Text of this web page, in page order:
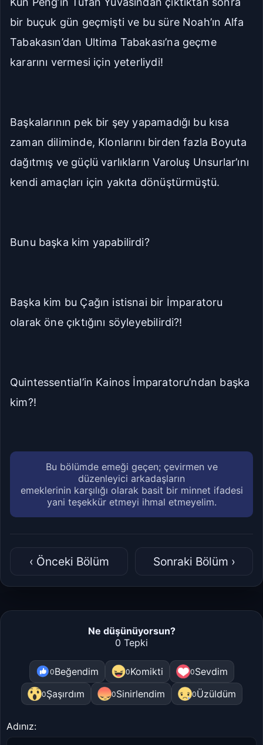
bir buçuk gün geçmişti ve bu süre Noah’ın Alfa
Tabakasın’dan Ultima Tabakası’na geçme
kararını vermesi için yeterliydi!
Başkalarının pek bir şey yapamadığı bu kısa
zaman diliminde, Klonlarını birden fazla Boyuta
dağıtmış ve güçlü varlıkların Varoluş Unsurlar’ını
kendi amaçları için yakıta dönüştürmüştü.
Bunu başka kim yapabilirdi?
Başka kim bu Çağın istisnai bir İmparatoru
olarak öne çıktığını söyleyebilirdi?!
Quintessential’in Kainos İmparatoru’ndan başka
kim?!
Bu bölümde emeği geçen; çevirmen ve
düzenleyici arkadaşların
emeklerinin karşılığı olarak basit bir minnet ifadesi
yani teşekkür etmeyi ihmal etmeyelim.
‹ Önceki Bölüm Sonraki Bölüm ›
Ne düşünüyorsun?
0 Tepki
0Beğendim 0Komikti 0Sevdim
0Şaşırdım 0Sinirlendim 0Üzüldüm
Adınız: